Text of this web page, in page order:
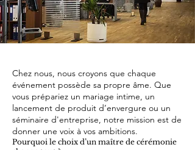
Chez nous, nous croyons que chaque
événement possède sa propre âme. Que
vous prépariez un mariage intime, un
lancement de produit d’envergure ou un
séminaire d'entreprise, notre mission est de
donner une voix à vos ambitions.
Pourquoi le choix d’un maître de cérémonie